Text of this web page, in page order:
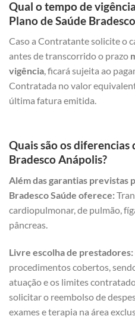
Qual o tempo de
Plano de Saúde
Caso a Contratante solicite o
antes de transcorrido o prazo
vigência, ficará sujeita ao
Contratada no valor
última fatura emitida.
Quais são os diferencias
Bradesco Anápolis?
Além das garantias previstas
Bradesco Saúde oferece:
cardiopulmonar, de pulmão,
pâncreas.
Livre escolha de prestadores:
procedimentos cobertos,
atuação e os limites
solicitar o reembolso de
exames e terapia na área